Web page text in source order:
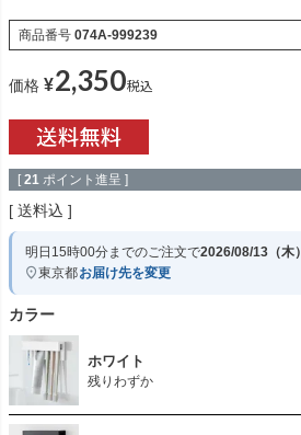
商品番号 074A-999239
価格 ¥2,350税込
[ 21 ポイント進呈 ]
送料込
明日 15時00分までのご注文で2026/08/13（木）
東京都お届け先を変更
カラー
ホワイト
残りわずか